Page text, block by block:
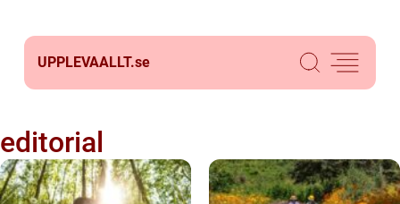
UPPLEVAALLT.se
editorial